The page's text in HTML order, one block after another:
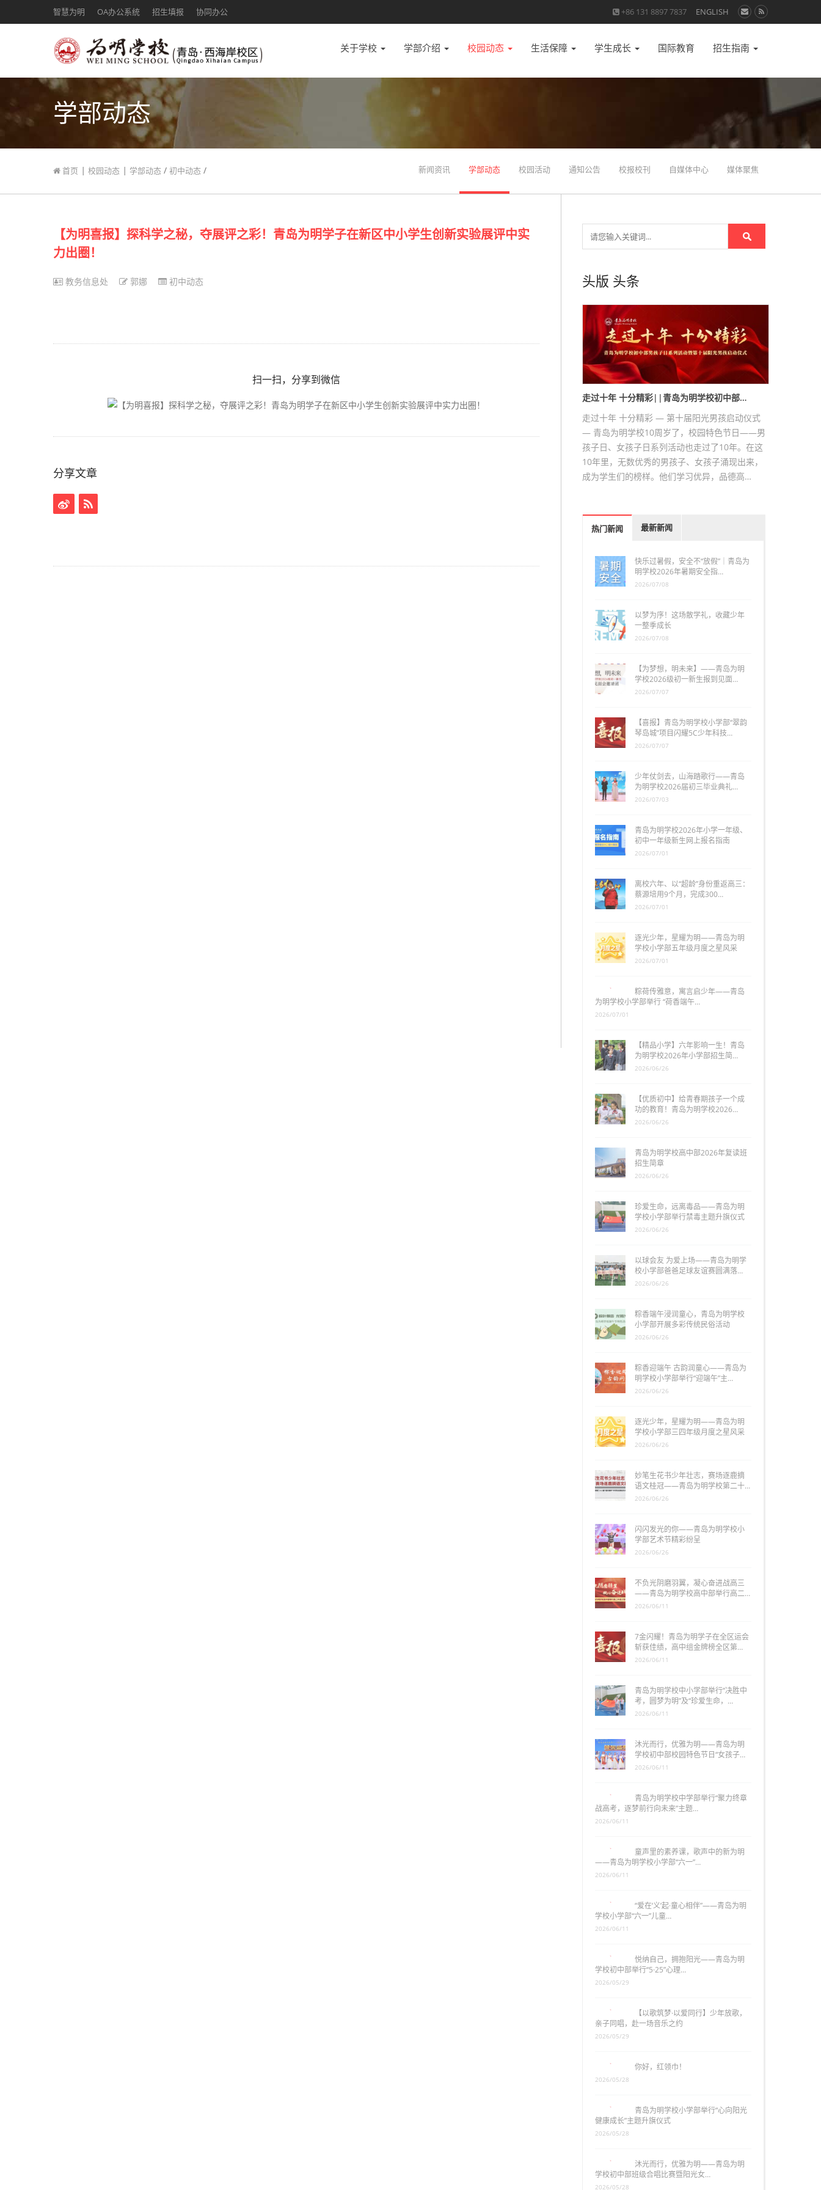
智慧为明 OA办公系统 招生填报 协同办公 +86 131 8897 7837 ENGLISH
关于学校 学部介绍 校园动态 生活保障 学生成长 国际教育 招生指南
学部动态
首页 | 校园动态 | 学部动态 / 初中动态 / 新闻资讯 学部动态 校园活动 通知公告 校报校刊 自媒体中心 媒体聚焦
【为明喜报】探科学之秘，夺展评之彩！青岛为明学子在新区中小学生创新实验展评中实
力出圈！
教务信息处 郭娜 初中动态
扫一扫，分享到微信
分享文章
头版 头条
走过十年 十分精彩||青岛为明学校初中部…
走过十年 十分精彩 — 第十届阳光男孩启动仪式
— 青岛为明学校10周岁了，校园特色节日——男
孩子日、女孩子日系列活动也走过了10年。在这
10年里，无数优秀的男孩子、女孩子涌现出来，
成为学生们的榜样。他们学习优异，品德高…
热门新闻 最新新闻
快乐过暑假，安全不“放假”｜青岛为
明学校2026年暑期安全指…
2026/07/08
以梦为序！这场散学礼，收藏少年
一整季成长
2026/07/08
【为梦想，明未来】——青岛为明
学校2026级初一新生报到见面…
2026/07/07
【喜报】青岛为明学校小学部“翠韵
琴岛城”项目闪耀5C少年科技…
2026/07/07
少年仗剑去，山海踏歌行——青岛
为明学校2026届初三毕业典礼…
2026/07/03
青岛为明学校2026年小学一年级、
初中一年级新生网上报名指南
2026/07/01
离校六年、以“超龄”身份重返高三：
蔡源培用9个月，完成300…
2026/07/01
逐光少年，星耀为明——青岛为明
学校小学部五年级月度之星风采
2026/07/01
粽荷传雅意，寓言启少年——青岛
为明学校小学部举行 “荷香端午…
【精品小学】六年影响一生！青岛
为明学校2026年小学部招生简…
2026/06/26
【优质初中】给青春期孩子一个成
功的教育！青岛为明学校2026…
2026/06/26
青岛为明学校高中部2026年复读班
招生简章
2026/06/26
珍爱生命，远离毒品——青岛为明
学校小学部举行禁毒主题升旗仪式
2026/06/26
以球会友 为爱上场——青岛为明学
校小学部爸爸足球友谊赛圆满落…
2026/06/26
粽香端午浸润童心，青岛为明学校
小学部开展多彩传统民俗活动
2026/06/26
粽香迎端午 古韵润童心——青岛为
明学校小学部举行“迎端午”主…
2026/06/26
逐光少年，星耀为明——青岛为明
学校小学部三四年级月度之星风采
2026/06/26
妙笔生花书少年壮志，赛场逐鹿摘
语文桂冠——青岛为明学校第二十…
2026/06/26
闪闪发光的你——青岛为明学校小
学部艺术节精彩纷呈
2026/06/26
不负光阴磨羽翼，凝心奋进战高三
——青岛为明学校高中部举行高二…
2026/06/11
7金闪耀！青岛为明学子在全区运会
斩获佳绩，高中组金牌榜全区第…
2026/06/11
青岛为明学校中小学部举行“决胜中
考，圆梦为明”及“珍爱生命，…
2026/06/11
沐光而行，优雅为明——青岛为明
学校初中部校园特色节日“女孩子…
2026/06/11
青岛为明学校中学部举行“聚力终章
战高考，逐梦前行向未来”主题…
童声里的素养课，歌声中的新为明
——青岛为明学校小学部“六一”…
“爱在‘义’起·童心相伴”——青岛为明
学校小学部“六一”儿童…
悦纳自己，拥抱阳光——青岛为明
学校初中部举行“5·25”心理…
【以歌筑梦·以爱同行】少年放歌，
亲子同唱，赴一场音乐之约
你好，红领巾！
青岛为明学校小学部举行“心向阳光
健康成长”主题升旗仪式
沐光而行，优雅为明——青岛为明
学校初中部班级合唱比赛暨阳光女…